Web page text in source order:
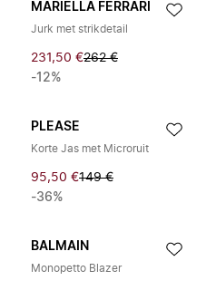
MARIELLA FERRARI
Jurk met strikdetail
231,50 €262 €
-12%
PLEASE
Korte Jas met Microruit
95,50 €149 €
-36%
BALMAIN
Monopetto Blazer